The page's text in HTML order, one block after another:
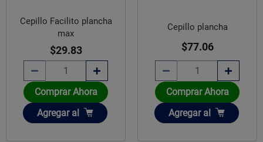
Cepillo Facilito plancha
max
$29.83
Comprar Ahora
Añadir
Agregar al
Cepillo plancha
$77.06
Comprar Ahora
Añadir
Agregar al